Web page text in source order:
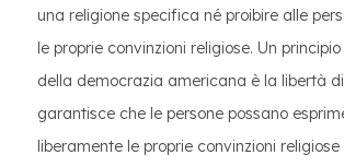
una religione specifica né proibire alle
le proprie convinzioni religiose. Un
della democrazia americana è la libertà
garantisce che le persone possano
liberamente le proprie convinzioni